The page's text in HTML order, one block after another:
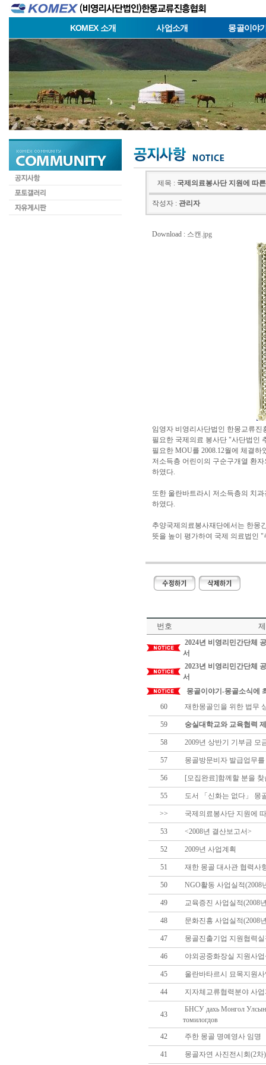
KOMEX 소개 사업소개 몽골이야
제목 : 국제의료봉사단 지원에 따
작성자 : 관리자
Download : 스캔.jpg
임영자 비영리사단법인 한몽교류
필요한 국제의료 봉사단 "사단법인
필요한 MOU를 2008.12월에 체결
저소득층 어린이의 구순구개열 환
하였다.
또한 울란바트라시 저소득층의 치
하였다.
추양국제의료봉사재단에서는 한몽
뜻을 높이 평가하여 국제 의료법인
번호
2024년 비영리민간단체
서
2023년 비영리민간단체
서
몽골이야기-몽골소식에
60
재한몽골인을 위한 법무
59 숭실대학교와 교육협력
58 2009년 상반기 기부금 모
57 몽골방문비자 발급업무
56 [모집완료]함께할 분을 찾
55 도서 「신화는 없다」 몽
>> 국제의료봉사단 지원에
53 <2008년 결산보고서>
52 2009년 사업계획
51 재한 몽골 대사관 협력사
50 NGO활동 사업실적(2008
49 교육증진 사업실적(2008
48 문화진흥 사업실적(2008
47 몽골진출기업 지원협력실
46 야외공중화장실 지원사
45 울란바타르시 묘목지원사
44 지자체교류협력분야 사
43
БНСУ дахь Монгол Улсын
томилогдов
42
주한 몽골 명예영사 임명
41 몽골자연 사진전시회(2차